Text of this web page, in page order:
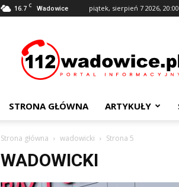
16.7 C Wadowice piątek, sierpień 7 2026,
STRONA GŁÓWNA ARTYKUŁY
Strona główna wadowicki Strona 5
WADOWICKI